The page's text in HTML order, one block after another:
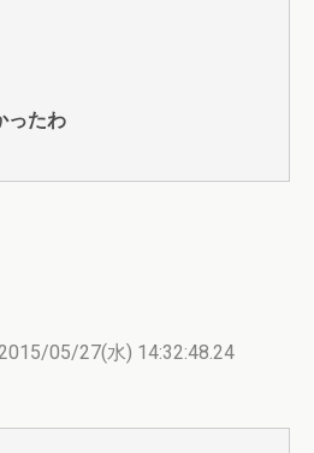
ったわ
05/27(水) 14:32:48.24